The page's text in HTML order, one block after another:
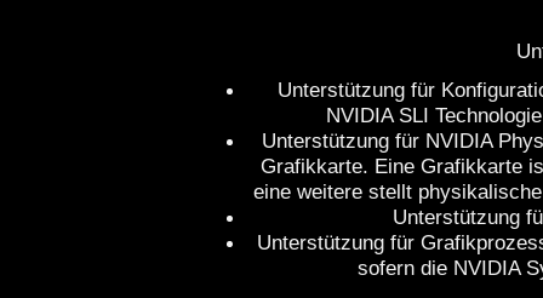
Unterstützung für
NVIDIA SLI
Unterstützung für NVIDIA
Grafikkarte. Eine Grafikkarte
eine weitere stellt
Unterstützung
Unterstützung für
sofern die NVIDIA